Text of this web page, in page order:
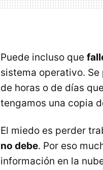
Puede incluso que
sistema operativo.
de horas o de días
tengamos una copia
El miedo es perder
no debe. Por eso
información en la